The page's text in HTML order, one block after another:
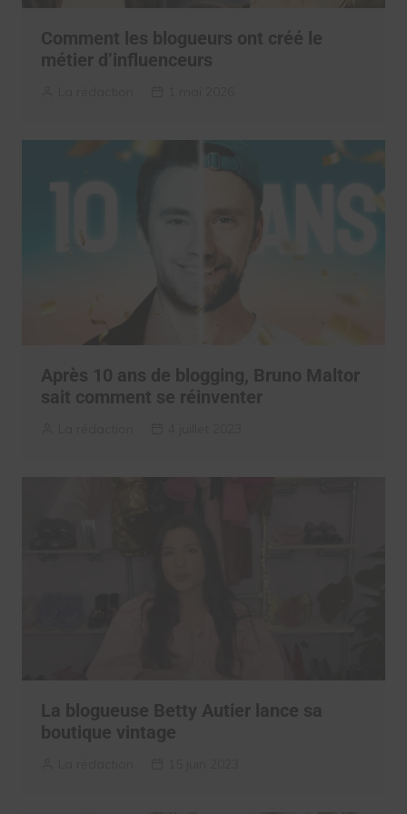
Comment les blogueurs ont créé le
métier d’influenceurs
Après 10 ans de blogging, Bruno Maltor
sait comment se réinventer
La blogueuse Betty Autier lance sa
boutique vintage